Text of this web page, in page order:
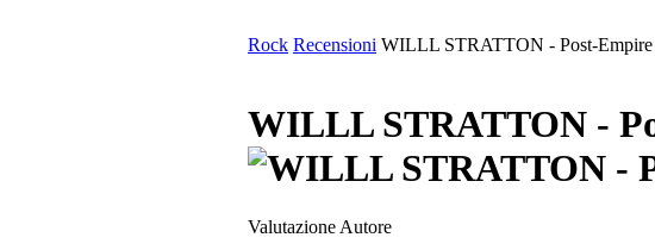
Rock Recensioni WILLL STRATTON - Post-Empire
WILLL STRATTON -
Valutazione Autore